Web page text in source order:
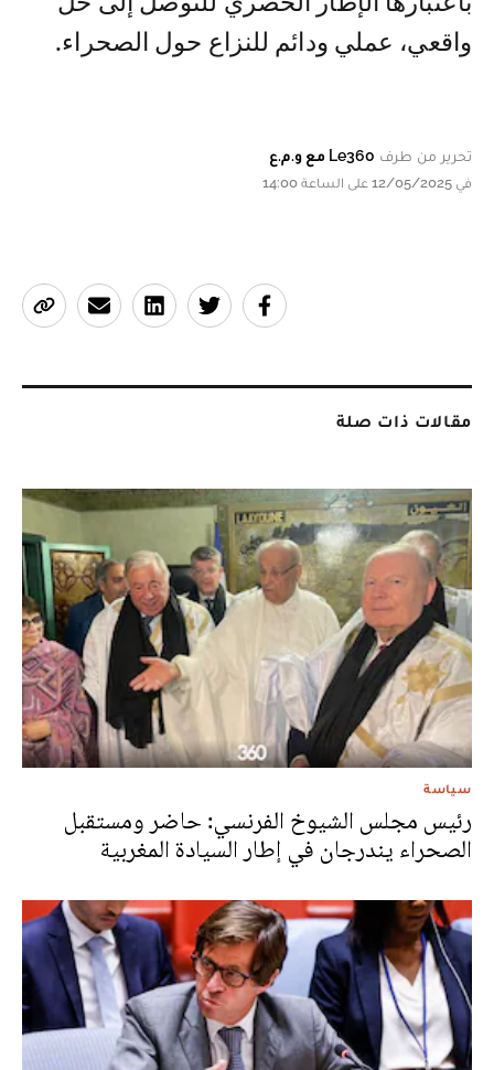
واقعي، عملي ودائم للنزاع حول الصحراء.
تحرير من طرف Le360 مع و.م.ع
في 12/05/2025 على الساعة 14:00
مقالات ذات صلة
سياسة
رئيس مجلس الشيوخ الفرنسي: حاضر ومستقبل
الصحراء يندرجان في إطار السيادة المغربية